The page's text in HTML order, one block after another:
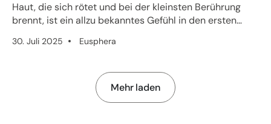
Haut, die sich rötet und bei der kleinsten Berührung
brennt, ist ein allzu bekanntes Gefühl in den ersten
30. Juli 2025 Eusphera
Mehr laden